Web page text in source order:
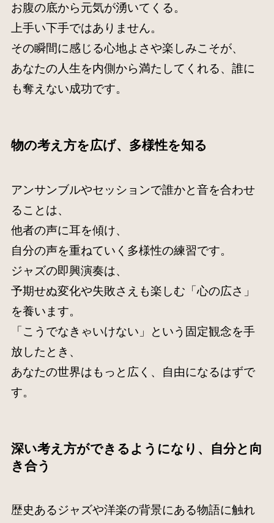
お腹の底から元気が湧いてくる。
上手い下手ではありません。
その瞬間に感じる心地よさや楽しみこそが、
あなたの人生を内側から満たしてくれる、誰に
も奪えない成功です。
物の考え方を広げ、多様性を知る
アンサンブルやセッションで誰かと音を合わせ
ることは、
他者の声に耳を傾け、
自分の声を重ねていく多様性の練習です。
ジャズの即興演奏は、
予期せぬ変化や失敗さえも楽しむ「心の広さ」
を養います。
「こうでなきゃいけない」という固定観念を手
放したとき、
あなたの世界はもっと広く、自由になるはずで
す。
深い考え方ができるようになり、自分と向
き合う
歴史あるジャズや洋楽の背景にある物語に触れ